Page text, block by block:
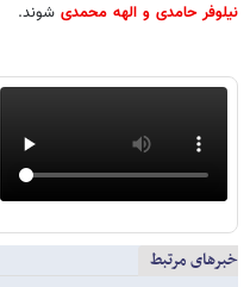
نیلوفر حامدی و الهه محمدی ⁩ شوند.
خبرهای مرتبط